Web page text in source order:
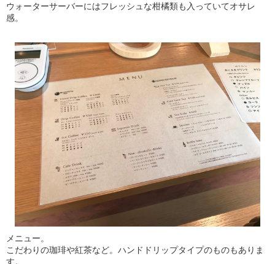
ウォーターサーバーにはフレッシュな柑橘類も入っていてオサレ
感。
メニュー。
こだわりの珈琲や紅茶など。ハンドドリップタイプのものもありま
す。